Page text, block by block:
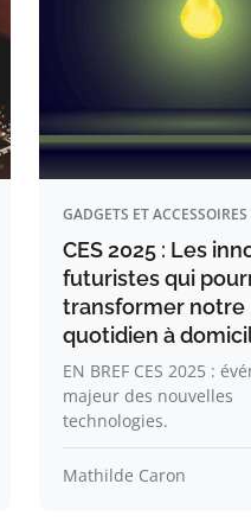
GADGETS ET ACCESSOIRES
CES 2025 : Les
futuristes qui
transformer notre
quotidien à
EN BREF CES 2025 :
majeur des nouvelles
technologies.
Mathilde Caron